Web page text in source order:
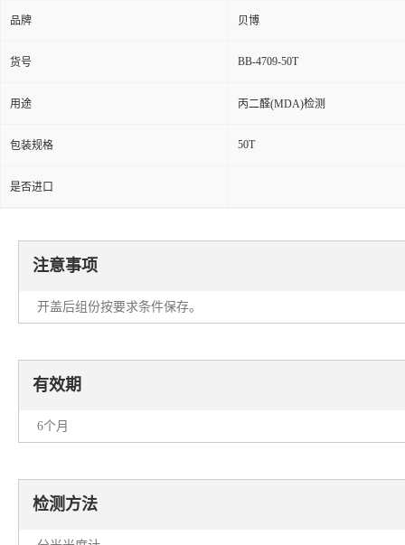
品牌 贝博
货号 BB-4709-50T
用途 丙二醛(MDA)检测
包装规格 50T
是否进口
注意事项
开盖后组份按要求条件保存。
有效期
6个月
检测方法